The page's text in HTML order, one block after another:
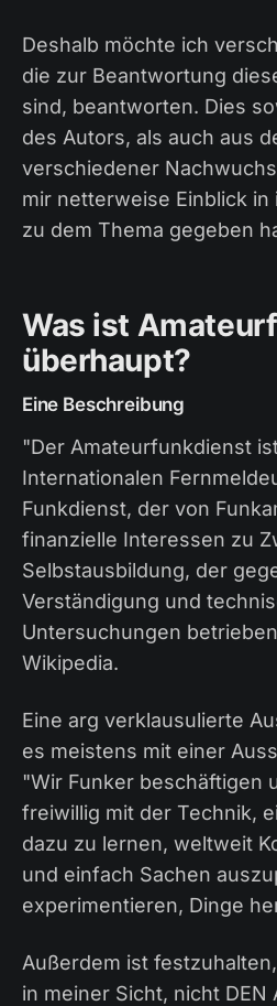
Deshalb möchte ich
die zur Beantwortung
sind, beantworten. Dies
des Autors, als auch aus
verschiedener
mir netterweise Einblick
zu dem Thema gegeben
Was ist
überhaupt?
Eine Beschreibung
"Der Amateurfunkdienst
Internationalen
Funkdienst, der von
finanzielle Interessen zu
Selbstausbildung, der
Verständigung und
Untersuchungen
Wikipedia.
Eine arg verklausulierte
es meistens mit einer
"Wir Funker beschäftigen
freiwillig mit der Technik,
dazu zu lernen, weltweit
und einfach Sachen
experimentieren, Dinge
Außerdem ist
in meiner Sicht, nicht